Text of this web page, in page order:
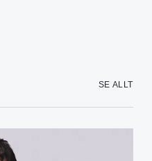
SE ALLT